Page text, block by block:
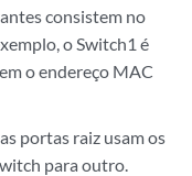
consistem no
o Switch1 é
o endereço MAC
portas raiz usam os
para outro.